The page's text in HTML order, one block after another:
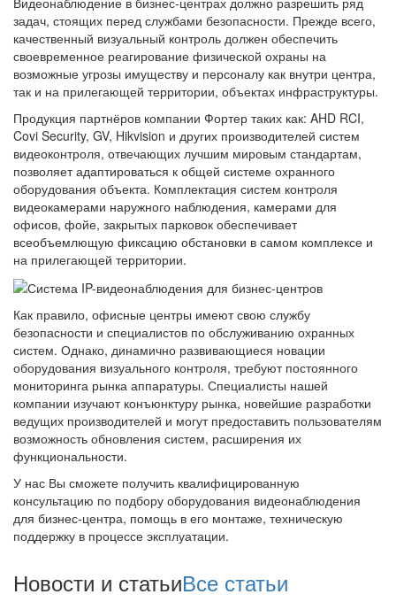
задач, стоящих перед службами безопасности. Прежде всего,
качественный визуальный контроль должен обеспечить
своевременное реагирование физической охраны на
возможные угрозы имуществу и персоналу как внутри центра,
так и на прилегающей территории, объектах инфраструктуры.
Продукция партнёров компании Фортер таких как: AHD RCI,
Covi Security, GV, Hikvision и других производителей систем
видеоконтроля, отвечающих лучшим мировым стандартам,
позволяет адаптироваться к общей системе охранного
оборудования объекта. Комплектация систем контроля
видеокамерами наружного наблюдения, камерами для
офисов, фойе, закрытых парковок обеспечивает
всеобъемлющую фиксацию обстановки в самом комплексе и
на прилегающей территории.
Как правило, офисные центры имеют свою службу
безопасности и специалистов по обслуживанию охранных
систем. Однако, динамично развивающиеся новации
оборудования визуального контроля, требуют постоянного
мониторинга рынка аппаратуры. Специалисты нашей
компании изучают конъюнктуру рынка, новейшие разработки
ведущих производителей и могут предоставить пользователям
возможность обновления систем, расширения их
функциональности.
У нас Вы сможете получить квалифицированную
консультацию по подбору оборудования видеонаблюдения
для бизнес-центра, помощь в его монтаже, техническую
поддержку в процессе эксплуатации.
Новости и статьиВсе статьи